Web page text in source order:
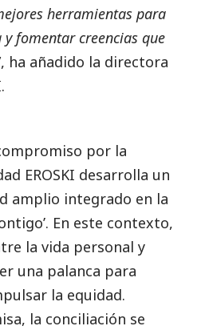
herramientas para
fomentar creencias que
ha añadido la directora
por la
EROSKI desarrolla un
amplio integrado en la
En este contexto,
la vida personal y
una palanca para
la equidad.
la conciliación se